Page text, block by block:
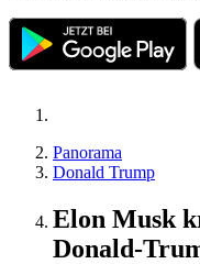
Panorama
Donald Trump
Elon Musk
Donald-